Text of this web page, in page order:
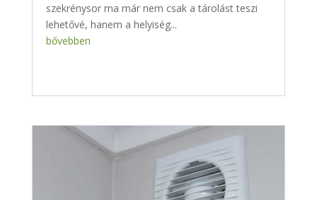
szekrénysor ma már nem csak a tárolást teszi
lehetővé, hanem a helyiség...
bővebben